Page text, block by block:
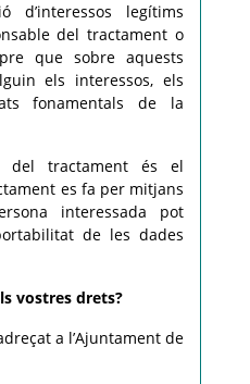
legítims
del tractament o
que sobre aquests
els interessos, els
fonamentals de la
del tractament és el
es fa per mitjans
interessada pot
de les dades
vostres drets?
a l’Ajuntament de